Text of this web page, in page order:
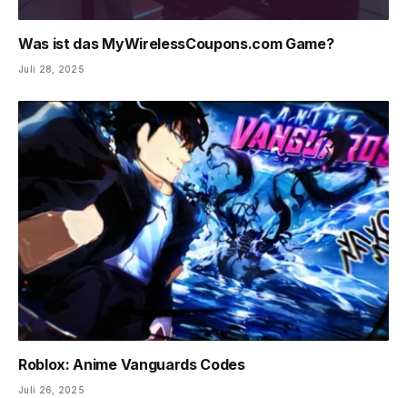
Was ist das MyWirelessCoupons.com Game?
Juli 28, 2025
Roblox: Anime Vanguards Codes
Juli 26, 2025